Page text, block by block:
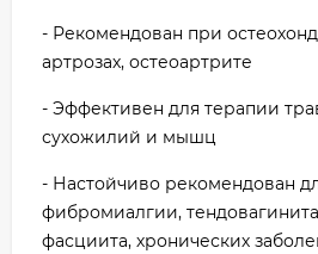
- Рекомендован при
артрозах, остеоартрите
- Эффективен для терапии
сухожилий и мышц
- Настойчиво рекомендован
фибромиалгии,
фасциита, хронических